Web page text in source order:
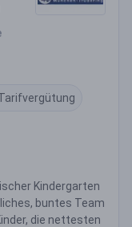
Kindergarten
buntes Team
die nettesten